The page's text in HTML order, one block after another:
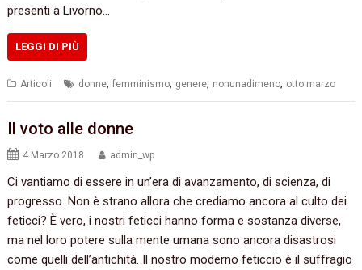
presenti a Livorno…
LEGGI DI PIÙ
Articoli donne,femminismo, genere, nonunadimeno, otto marzo
Il voto alle donne
4 Marzo 2018 admin_wp
Ci vantiamo di essere in un’era di avanzamento, di scienza, di
progresso. Non è strano allora che crediamo ancora al culto dei
feticci? È vero, i nostri feticci hanno forma e sostanza diverse,
ma nel loro potere sulla mente umana sono ancora disastrosi
come quelli dell’antichità. Il nostro moderno feticcio è il suffragio